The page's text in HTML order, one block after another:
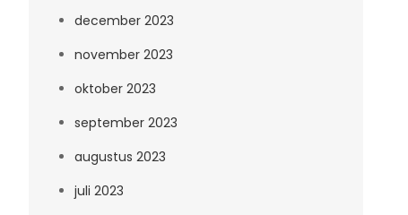
december 2023
november 2023
oktober 2023
september 2023
augustus 2023
juli 2023